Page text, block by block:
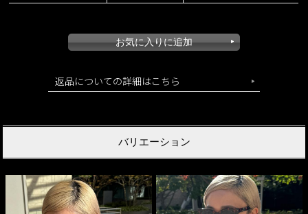
返品についての詳細はこちら
バリエーション